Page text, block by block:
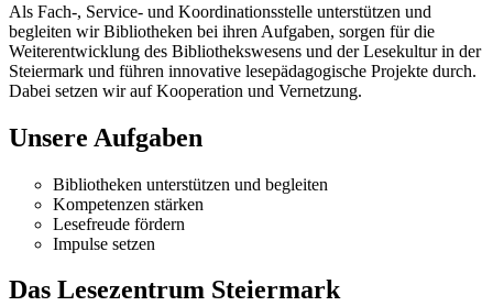
Als Fach-, Service- und Koordinationsstelle unterstützen und
begleiten wir Bibliotheken bei ihren Aufgaben, sorgen für die
Weiterentwicklung des Bibliothekswesens und der Lesekultur in der
Steiermark und führen innovative lesepädagogische Projekte durch.
Dabei setzen wir auf Kooperation und Vernetzung.
Unsere Aufgaben
Bibliotheken unterstützen und begleiten
Kompetenzen stärken
Lesefreude fördern
Impulse setzen
Das Lesezentrum Steiermark